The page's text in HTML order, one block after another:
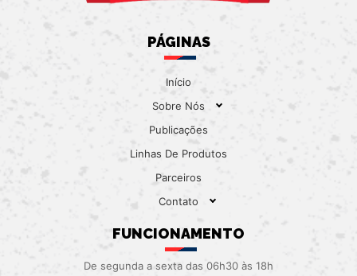
PÁGINAS
Início
Sobre Nós
Publicações
Linhas De Produtos
Parceiros
Contato
FUNCIONAMENTO
De segunda a sexta das 06h30 às 18h